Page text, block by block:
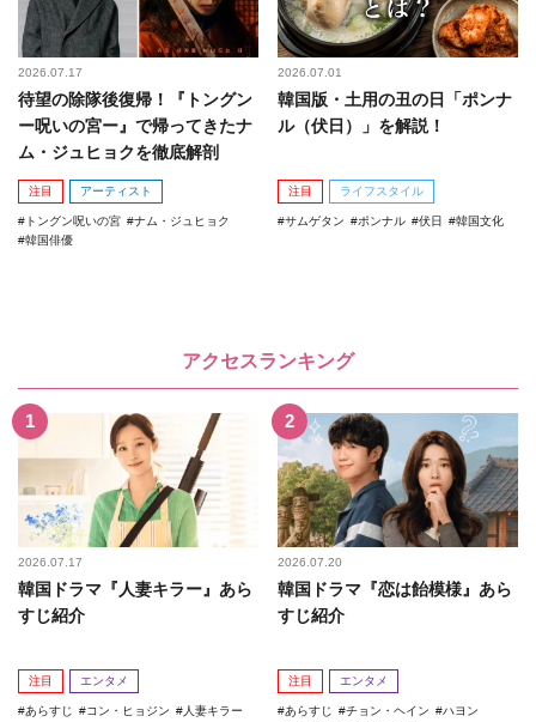
2026.07.17
待望の除隊後復帰！『トングン
ー呪いの宮ー』で帰ってきたナ
ム・ジュヒョクを徹底解剖
注目 アーティスト
トングン呪いの宮
ナム・ジュヒョク
韓国俳優
2026.07.01
韓国版・土用の丑の日「ポンナ
ル（伏日）」を解説！
注目 ライフスタイル
サムゲタン ポンナル 伏日 韓国文化
アクセスランキング
2026.07.17
韓国ドラマ『人妻キラー』あら
すじ紹介
注目 エンタメ
あらすじ コン・ヒョジン 人妻キラー
2026.07.20
韓国ドラマ『恋は飴模様』あら
すじ紹介
注目 エンタメ
あらすじ チョン・ヘイン
ハヨン